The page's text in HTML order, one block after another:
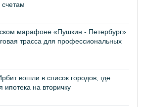
марафоне «Пушкин - Петербург»
трасса для профессиональных
вошли в список городов, где
ипотека на вторичку